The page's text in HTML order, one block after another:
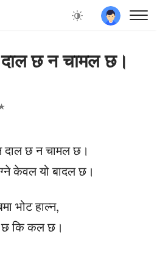
दाल छ न चामल छ।
दाल छ न चामल छ।
केवल यो बादल छ।
भोट हाल्न,
छ कि कल छ।